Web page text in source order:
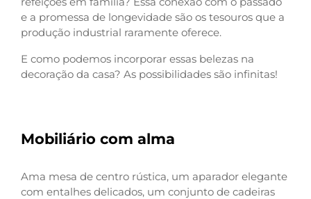
e a promessa de longevidade são os tesouros que a
produção industrial raramente oferece.
E como podemos incorporar essas belezas na
decoração da casa? As possibilidades são infinitas!
Mobiliário com alma
Ama mesa de centro rústica, um aparador elegante
com entalhes delicados, um conjunto de cadeiras